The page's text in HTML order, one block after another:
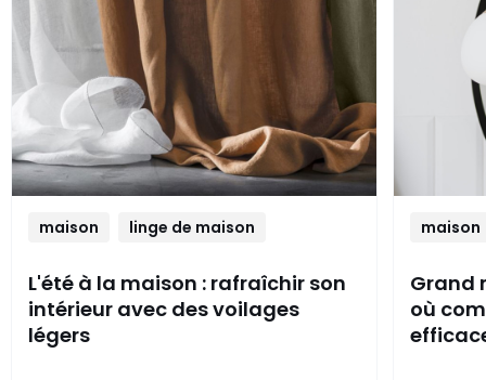
maison linge de maison
L'été à la maison : rafraîchir son
intérieur avec des voilages
légers
maison
Grand
où